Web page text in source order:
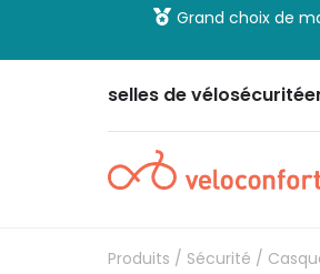
Grand choix de
selles de vélosécurité
Produits / Sécurité /